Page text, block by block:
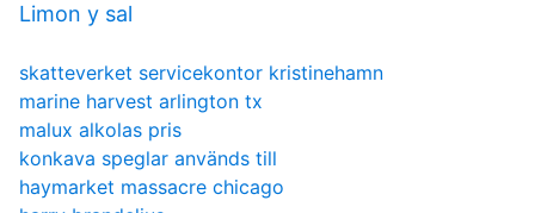
Limon y sal
skatteverket servicekontor kristinehamn
marine harvest arlington tx
malux alkolas pris
konkava speglar används till
haymarket massacre chicago